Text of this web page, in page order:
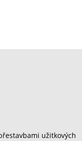
užitkových